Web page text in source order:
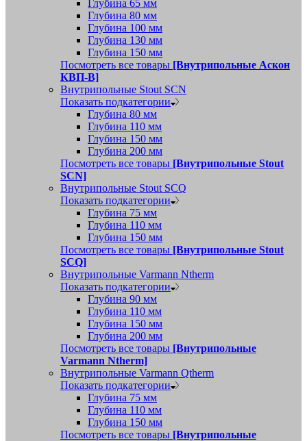
Глубина 65 мм
Глубина 80 мм
Глубина 100 мм
Глубина 130 мм
Глубина 150 мм
Посмотреть все товары [Внутрипольные Аскон
КВП-В]
Внутрипольные Stout SCN
Показать подкатегории
Глубина 80 мм
Глубина 110 мм
Глубина 150 мм
Глубина 200 мм
Посмотреть все товары [Внутрипольные Stout
SCN]
Внутрипольные Stout SCQ
Показать подкатегории
Глубина 75 мм
Глубина 110 мм
Глубина 150 мм
Посмотреть все товары [Внутрипольные Stout
SCQ]
Внутрипольные Varmann Ntherm
Показать подкатегории
Глубина 90 мм
Глубина 110 мм
Глубина 150 мм
Глубина 200 мм
Посмотреть все товары [Внутрипольные
Varmann Ntherm]
Внутрипольные Varmann Qtherm
Показать подкатегории
Глубина 75 мм
Глубина 110 мм
Глубина 150 мм
Посмотреть все товары [Внутрипольные